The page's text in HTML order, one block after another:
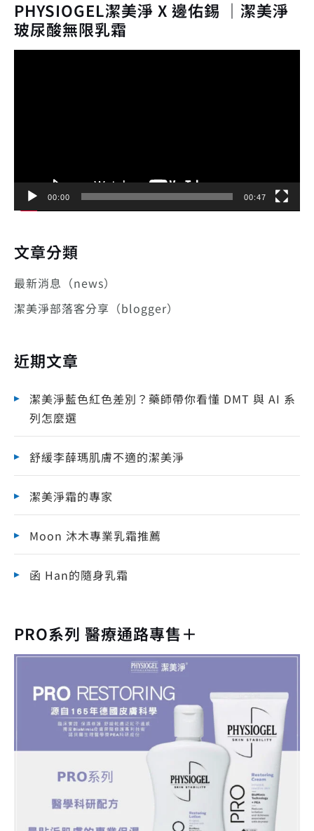
PHYSIOGEL潔美淨 X 邊佑錫 ｜潔美淨
玻尿酸無限乳霜
00:00 00:47
文章分類
最新消息（news）
潔美淨部落客分享（blogger）
近期文章
潔美淨藍色紅色差別？藥師帶你看懂 DMT 與 AI 系
列怎麼選
舒緩李薛瑪肌膚不適的潔美淨
潔美淨霜的專家
Moon 沐木專業乳霜推薦
函 Han的隨身乳霜
PRO系列 醫療通路專售＋